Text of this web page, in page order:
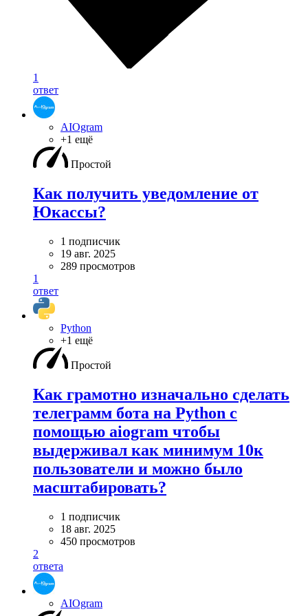
1
ответ
AIOgram
+1 ещё
Простой
Как получить уведомление от
Юкассы?
1 подписчик
19 авг. 2025
289 просмотров
1
ответ
Python
+1 ещё
Простой
Как грамотно изначально сделать
телеграмм бота на Python с
помощью aiogram чтобы
выдерживал как минимум 10к
пользователи и можно было
масштабировать?
1 подписчик
18 авг. 2025
450 просмотров
2
ответа
AIOgram